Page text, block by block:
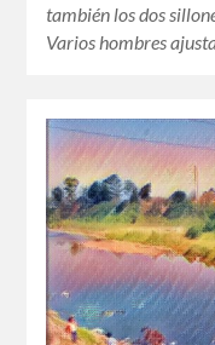
también los dos
Varios hombres